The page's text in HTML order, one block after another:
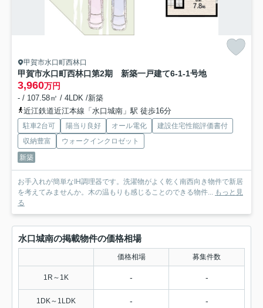
甲賀市水口町西林口
甲賀市水口町西林口第2期 新築一戸建て6-1-1号地
3,960万円
- / 107.58㎡ / 4LDK /新築
近江鉄道近江本線「水口城南」駅 徒歩16分
駐車2台可 陽当り良好 オール電化
建設住宅性能評価書付
収納豊富
ウォークインクロゼット
新築
お手入れが簡単なIH調理器です。洗濯物がよく乾く南西向き物件で新居
を考えてみませんか。木の温もりも感じることのできる物件... もっと見
る
水口城南の掲載物件の価格相場
価格相場 募集件数
1R～1K - -
1DK～1LDK - -